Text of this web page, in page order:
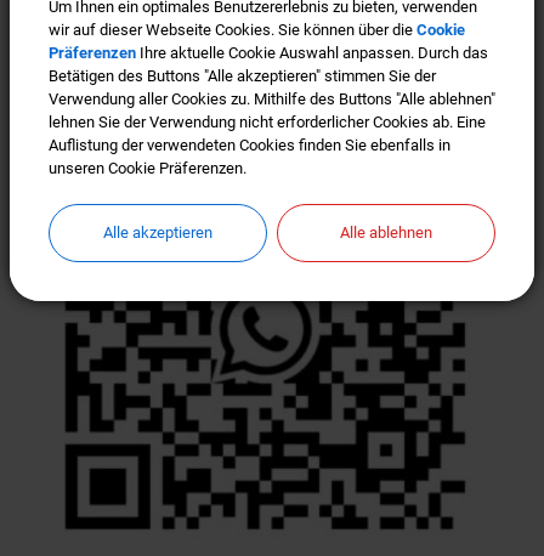
Offizieller WhatsApp Kanal der
Gemeinde Türkenfeld
Um Ihnen ein optimales Benutzererlebnis zu bieten, verwenden
wir auf dieser Webseite Cookies. Sie können über die Cookie
Präferenzen Ihre aktuelle Cookie Auswahl anpassen. Durch das
Betätigen des Buttons "Alle akzeptieren" stimmen Sie der
Verwendung aller Cookies zu. Mithilfe des Buttons "Alle ablehnen"
lehnen Sie der Verwendung nicht erforderlicher Cookies ab. Eine
Auflistung der verwendeten Cookies finden Sie ebenfalls in
unseren Cookie Präferenzen.
Alle akzeptieren Alle ablehnen
Um Ihnen ein optimales Benutzererlebnis zu bieten, verwenden
wir auf dieser Webseite Cookies. Sie können über die Cookie
Präferenzen Ihre aktuelle Cookie Auswahl anpassen. Durch das
Betätigen des Buttons "Alle akzeptieren" stimmen Sie der
Verwendung aller Cookies zu. Mithilfe des Buttons "Alle ablehnen"
lehnen Sie der Verwendung nicht erforderlicher Cookies ab. Eine
Auflistung der verwendeten Cookies finden Sie ebenfalls in
unseren Cookie Präferenzen.
Alle akzeptieren Alle ablehnen